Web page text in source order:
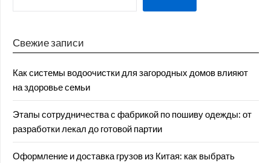
Свежие записи
Как системы водоочистки для загородных домов влияют
на здоровье семьи
Этапы сотрудничества с фабрикой по пошиву одежды: от
разработки лекал до готовой партии
Оформление и доставка грузов из Китая: как выбрать